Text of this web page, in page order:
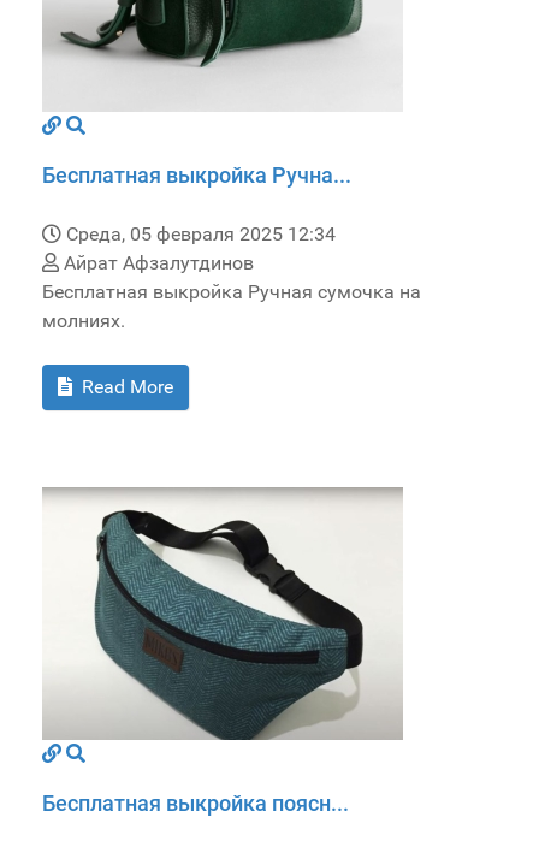
Бесплатная выкройка Ручна...
Среда, 05 февраля 2025 12:34
Айрат Афзалутдинов
Бесплатная выкройка Ручная сумочка на
молниях.
Read More
Бесплатная выкройка поясн...